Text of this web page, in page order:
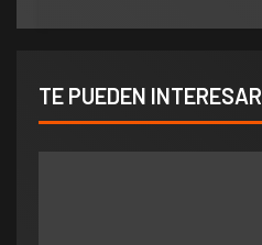
TE PUEDEN INTERESAR